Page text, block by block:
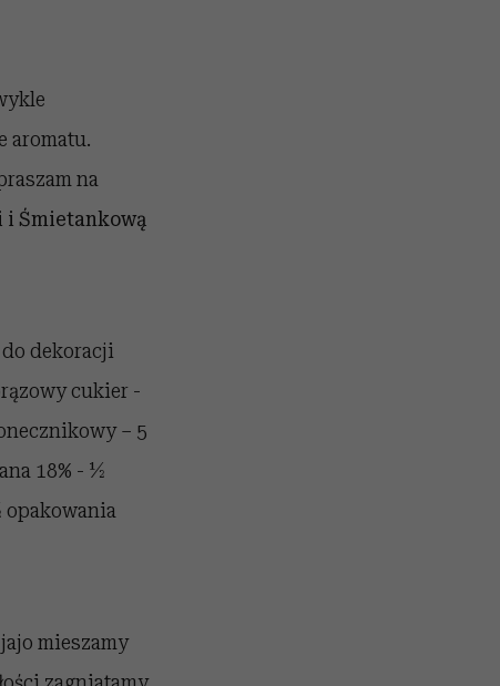
aromatu.
na
i Śmietankową
dekoracji
cukier -
– 5
18% - ½
mieszamy